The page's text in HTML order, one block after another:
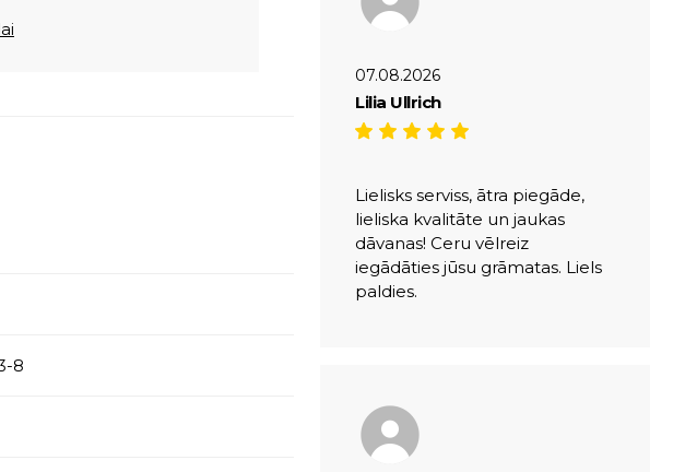
8
07.08.2026
Lilia Ullrich
Lielisks serviss, ātra piegāde,
lieliska kvalitāte un jaukas
dāvanas! Ceru vēlreiz
iegādāties jūsu grāmatas. Liels
paldies.